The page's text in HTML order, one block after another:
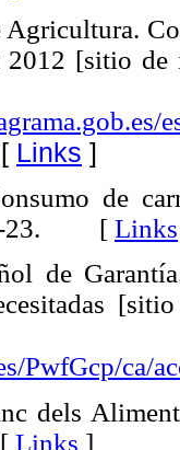
2012 [sitio
Links ]
de
23. [ Links
de
PwfGcp/ca/
dels
Links ]